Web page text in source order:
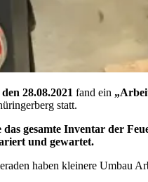
28.08.2021 fand ein
statt.
gesamte Inventar der
und gewartet.
haben kleinere Umbau